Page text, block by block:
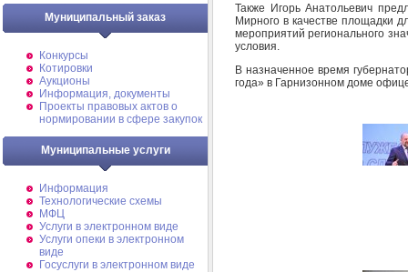
Муниципальный заказ
Конкурсы
Котировки
Аукционы
Информация, документы
Проекты правовых актов о
нормировании в сфере закупок
Муниципальные услуги
Информация
Технологические схемы
МФЦ
Услуги в электронном виде
Услуги опеки в электронном
виде
Госуслуги в электронном виде
Также Игорь Анатольевич
Мирного в качестве площадки
мероприятий регионального
условия.
В назначенное время
года» в Гарнизонном доме